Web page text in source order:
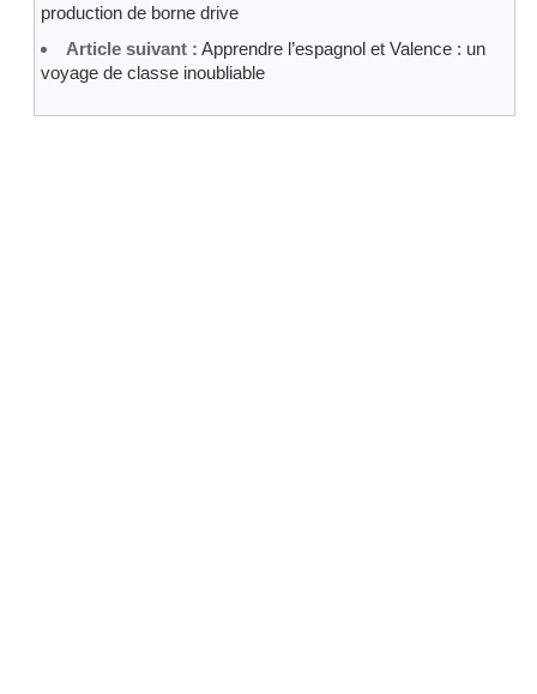
production de borne drive
Article suivant : Apprendre l’espagnol et Valence : un
voyage de classe inoubliable